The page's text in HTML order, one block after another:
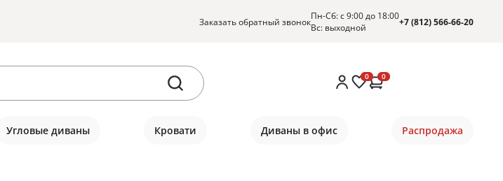
Заказать обратный звонокПн-Сб: с 9:00 до 18:00
Вс: выходной
+7 (812) 566-66-20
0 0
Угловые диваны Кровати Диваны в офис Распродажа